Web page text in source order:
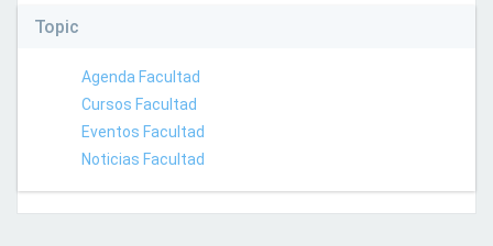
Topic
Agenda Facultad
Cursos Facultad
Eventos Facultad
Noticias Facultad